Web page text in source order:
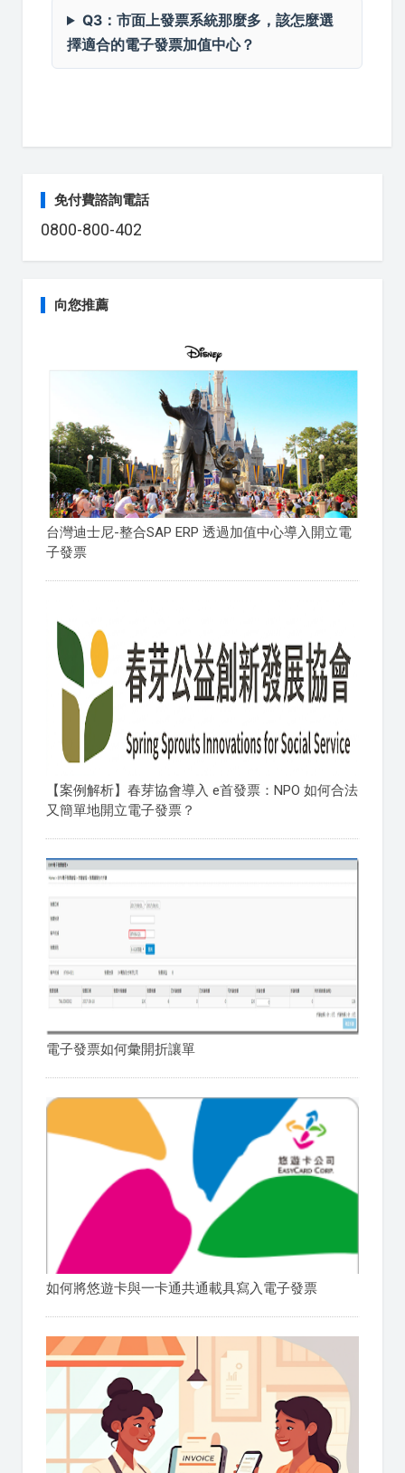
Q3：市面上發票系統那麼多，該怎麼選
擇適合的電子發票加值中心？
免付費諮詢電話
0800-800-402
向您推薦
台灣迪士尼-整合SAP ERP 透過加值中心導入開立電
子發票
【案例解析】春芽協會導入 e首發票：NPO 如何合法
又簡單地開立電子發票？
電子發票如何彙開折讓單
如何將悠遊卡與一卡通共通載具寫入電子發票